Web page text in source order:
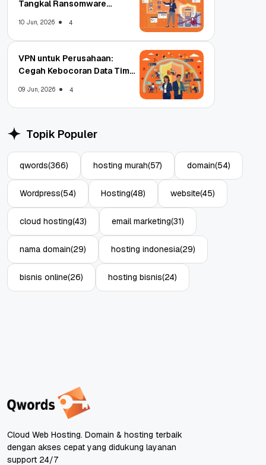
Tangkal Ransomware
10 Jun, 2026 4
VPN untuk Perusahaan:
Cegah Kebocoran Data Tim
09 Jun, 2026 4
Topik Populer
qwords(366) hosting murah(57) domain(54)
Wordpress(54) Hosting(48) website(45)
cloud hosting(43) email marketing(31)
nama domain(29) hosting indonesia(29)
bisnis online(26) hosting bisnis(24)
Cloud Web Hosting. Domain & hosting terbaik
dengan akses cepat yang didukung layanan
support 24/7